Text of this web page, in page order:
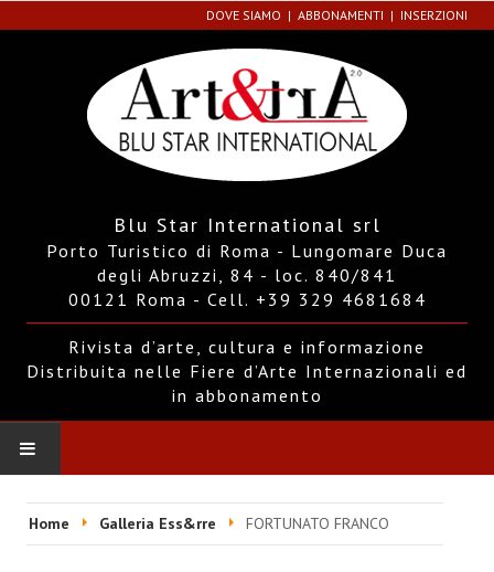
DOVE SIAMO ABBONAMENTI INSERZIONI
Blu Star International srl
Porto Turistico di Roma - Lungomare Duca
degli Abruzzi, 84 - loc. 840/841
00121 Roma - Cell. +39 329 4681684
Rivista d’arte, cultura e informazione
Distribuita nelle Fiere d’Arte Internazionali ed
in abbonamento
HOME
Home Galleria Ess&rre FORTUNATO FRANCO